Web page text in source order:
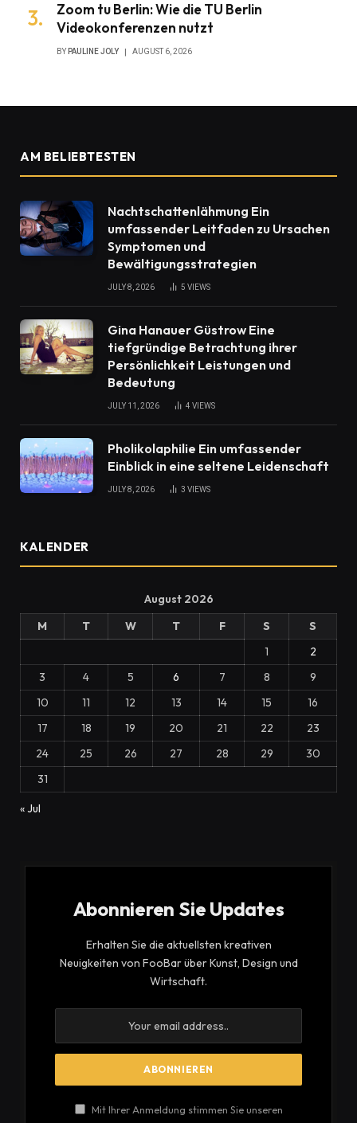
Zoom tu Berlin: Wie die TU Berlin
Videokonferenzen nutzt
BY PAULINE JOLY AUGUST 6, 2026
AM BELIEBTESTEN
Nachtschattenlähmung Ein
umfassender Leitfaden zu Ursachen
Symptomen und
Bewältigungsstrategien
JULY 8, 2026 5 VIEWS
Gina Hanauer Güstrow Eine
tiefgründige Betrachtung ihrer
Persönlichkeit Leistungen und
Bedeutung
JULY 11, 2026 4 VIEWS
Pholikolaphilie Ein umfassender
Einblick in eine seltene Leidenschaft
JULY 8, 2026 3 VIEWS
KALENDER
August 2026
M
T W T F S
S
1
2
3
4 5 6 7 8
9
10
11 12 13 14 15
16
17
18 19 20 21 22
23
24
25 26 27 28 29
30
31
« Jul
Abonnieren Sie Updates
Erhalten Sie die aktuellsten kreativen
Neuigkeiten von FooBar über Kunst, Design und
Wirtschaft.
Mit Ihrer Anmeldung stimmen Sie unseren